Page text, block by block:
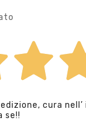
cura nell’
se!!